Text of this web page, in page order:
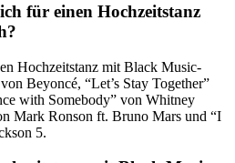
für einen Hochzeitstanz
Hochzeitstanz mit Black Music-
Beyoncé, “Let’s Stay Together”
with Somebody” von Whitney
Mark Ronson ft. Bruno Mars und “I
5.